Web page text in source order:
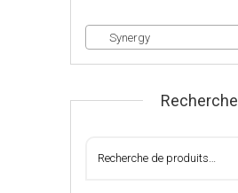
Synergy
Recherche